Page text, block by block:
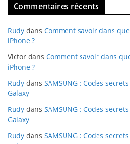
Commentaires récents
Rudy dans Comment savoir dans
iPhone ?
Victor dans Comment savoir dans
iPhone ?
Rudy dans SAMSUNG : Codes
Galaxy
Rudy dans SAMSUNG : Codes
Galaxy
Rudy dans SAMSUNG : Codes